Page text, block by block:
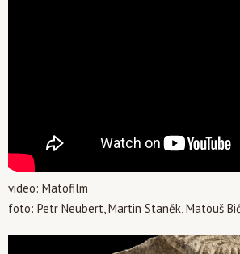
video: Matofilm
foto: Petr Neubert, Martin Staněk, Matouš